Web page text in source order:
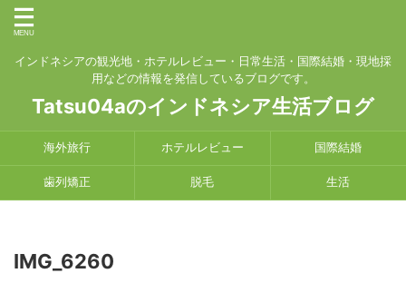
インドネシアの観光地・ホテルレビュー・日常生活・国際結婚・現地採
用などの情報を発信しているブログです。
Tatsu04aのインドネシア生活ブログ
海外旅行 ホテルレビュー 国際結婚
歯列矯正 脱毛 生活
IMG_6260